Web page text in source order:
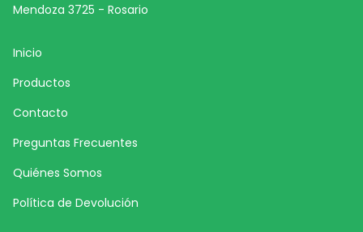
Mendoza 3725 - Rosario
Inicio
Productos
Contacto
Preguntas Frecuentes
Quiénes Somos
Política de Devolución